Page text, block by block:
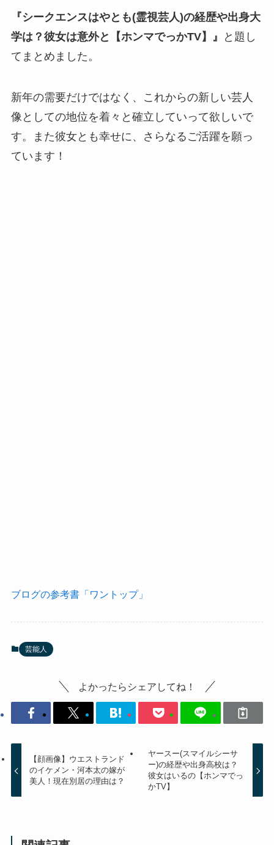
『シークエンスはやとも(霊視芸人)の経歴や出身大
学は？彼女は意外と【ホンマでっかTV】』
と題し
てまとめました。
新年の需要だけではなく、これからの新しい芸人
像としての地位を着々と確立していって欲しいで
す。また彼女とも幸せに、さらなるご活躍を願っ
ています！
ブログの参考書「ワントップ」
芸能人
よかったらシェアしてね！
【顔画像】ウエストランド
のイケメン・河本太の嫁が
美人！現在別居の理由は？
ヤースー(スマイルシーサ
ー)の経歴や出身高校は？
彼女はいるの【ホンマでっ
かTV】